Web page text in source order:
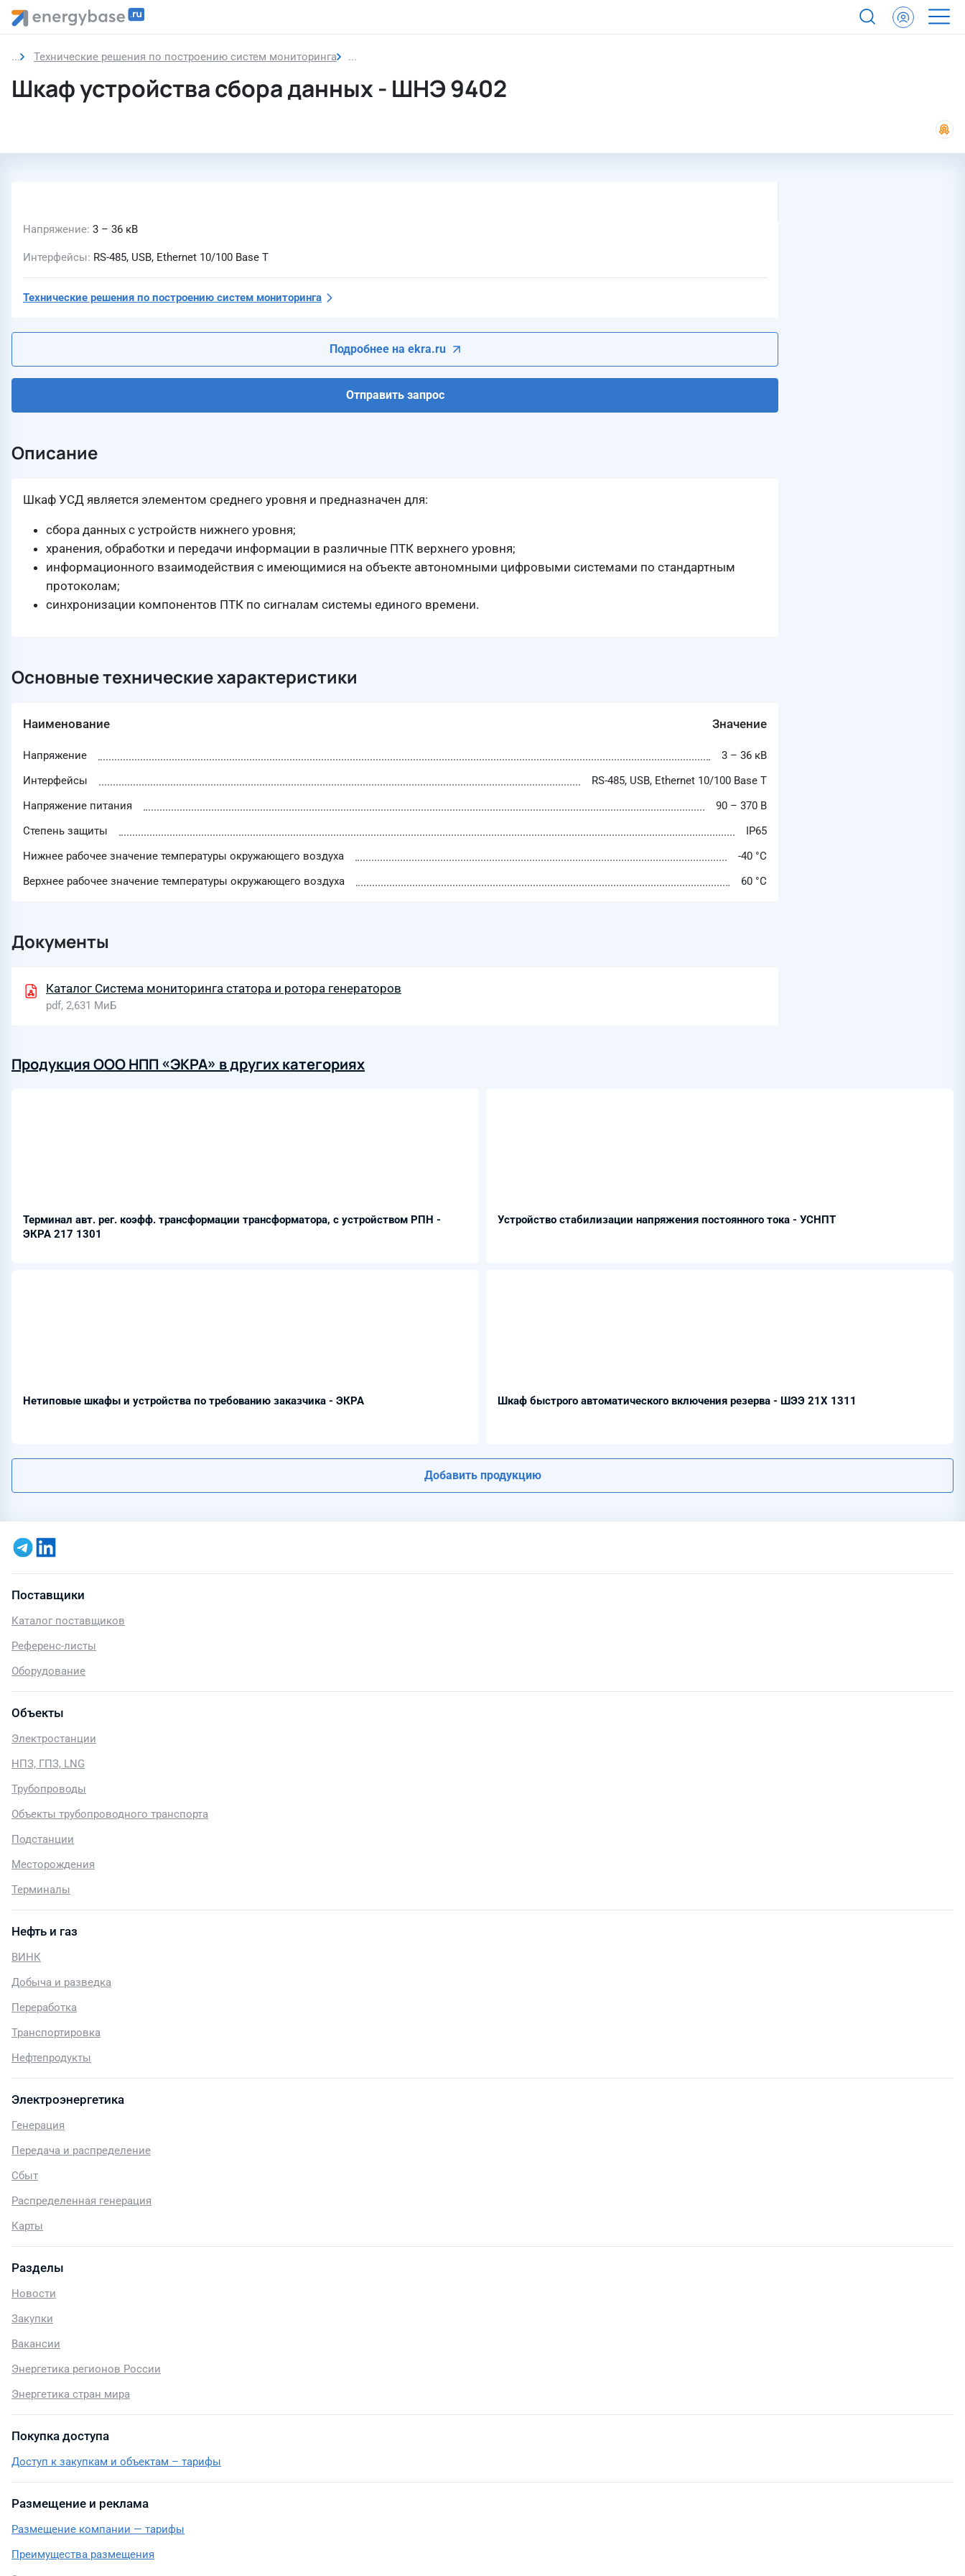
Технические решения по построению систем мониторинга Шкаф устройства сбора данных
Шкаф устройства сбора данных - ШНЭ 9402
Напряжение 3 – 36 кВ
Интерфейсы RS-485, USB, Ethernet 10/100 Base T
Технические решения по построению систем мониторинга
Подробнее на ekra.ru
Отправить запрос
Описание
Шкаф УСД является элементом среднего уровня и предназначен для:
сбора данных с устройств нижнего уровня;
хранения, обработки и передачи информации в различные ПТК верхнего уровня;
информационного взаимодействия с имеющимися на объекте автономными цифровыми системами по стандартным
протоколам;
синхронизации компонентов ПТК по сигналам системы единого времени.
Основные технические характеристики
Наименование Значение
Напряжение
3 – 36 кВ
Интерфейсы
RS-485, USB, Ethernet 10/100 Base T
Напряжение питания
90 – 370 В
Степень защиты
IP65
Нижнее рабочее значение температуры окружающего воздуха
-40 °C
Верхнее рабочее значение температуры окружающего воздуха
60 °C
Документы
Каталог Система мониторинга статора и ротора генераторов
pdf, 2,631 МиБ
Продукция ООО НПП «ЭКРА» в других категориях
Терминал авт. рег. коэфф. трансформации трансформатора, с устройством РПН -
ЭКРА 217 1301
Устройство стабилизации напряжения постоянного тока - УСНПТ
Нетиповые шкафы и устройства по требованию заказчика - ЭКРА Шкаф быстрого автоматического включения резерва - ШЭЭ 21Х 1311
Добавить продукцию
Поставщики
Каталог поставщиков
Референс-листы
Оборудование
Объекты
Электростанции
НПЗ, ГПЗ, LNG
Трубопроводы
Объекты трубопроводного транспорта
Подстанции
Месторождения
Терминалы
Нефть и газ
ВИНК
Добыча и разведка
Переработка
Транспортировка
Нефтепродукты
Электроэнергетика
Генерация
Передача и распределение
Сбыт
Распределенная генерация
Карты
Разделы
Новости
Закупки
Вакансии
Энергетика регионов России
Энергетика стран мира
Покупка доступа
Доступ к закупкам и объектам – тарифы
Размещение и реклама
Размещение компании — тарифы
Преимущества размещения